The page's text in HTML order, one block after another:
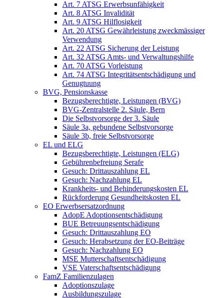
Art. 7 ATSG Erwerbsunfähigkeit
Art. 8 ATSG Invalidität
Art. 9 ATSG Hilflosigkeit
Art. 20 ATSG Gewährleistung zweckmässiger
Verwendung
Art. 22 ATSG Sicherung der Leistung
Art. 32 ATSG Amts- und Verwaltungshilfe
Art. 70 ATSG Vorleistung
Art. 74 ATSG Integritätsentschädigung und
Genugtuung
BVG, Pensionskasse
Bezugsberechtigte, Leistungen (BVG)
BVG-Zentralstelle 2. Säule, Bern
Die Selbstvorsorge der 3. Säule
Säule 3a, gebundene Selbstvorsorge
Säule 3b, freie Selbstvorsorge
EL und ELG
Bezugsberechtigte, Leistungen (ELG)
Gebührenbefreiung Serafe
Gesuch: Drittauszahlung EL
Gesuch: Nachzahlung EL
Krankheits- und Behinderungskosten EL
Rückforderung Gesundheitskosten EL
EO Erwerbsersatzordnung
AdopE Adoptionsentschädigung
BUE Betreuungsentschädigung
Gesuch: Drittauszahlung EO
Gesuch: Herabsetzung der EO-Beiträge
Gesuch: Nachzahlung EO
MSE Mutterschaftsentschädigung
VSE Vaterschaftsentschädigung
FamZ Familienzulagen
Adoptionszulage
Ausbildungszulage